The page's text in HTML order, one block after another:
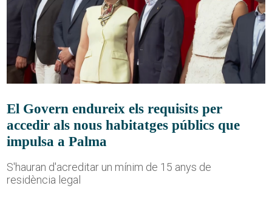
El Govern endureix els requisits per
accedir als nous habitatges públics que
impulsa a Palma
S'hauran d'acreditar un mínim de 15 anys de
residència legal